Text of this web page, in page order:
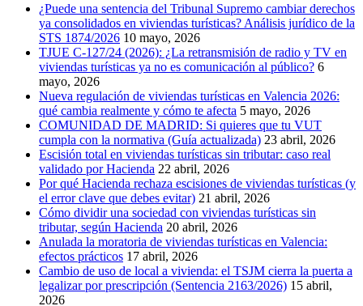
¿Puede una sentencia del Tribunal Supremo cambiar derechos
ya consolidados en viviendas turísticas? Análisis jurídico de la
STS 1874/2026 10 mayo, 2026
TJUE C-127/24 (2026): ¿La retransmisión de radio y TV en
viviendas turísticas ya no es comunicación al público? 6
mayo, 2026
Nueva regulación de viviendas turísticas en Valencia 2026:
qué cambia realmente y cómo te afecta 5 mayo, 2026
COMUNIDAD DE MADRID: Si quieres que tu VUT
cumpla con la normativa (Guía actualizada) 23 abril, 2026
Escisión total en viviendas turísticas sin tributar: caso real
validado por Hacienda 22 abril, 2026
Por qué Hacienda rechaza escisiones de viviendas turísticas (y
el error clave que debes evitar) 21 abril, 2026
Cómo dividir una sociedad con viviendas turísticas sin
tributar, según Hacienda 20 abril, 2026
Anulada la moratoria de viviendas turísticas en Valencia:
efectos prácticos 17 abril, 2026
Cambio de uso de local a vivienda: el TSJM cierra la puerta a
legalizar por prescripción (Sentencia 2163/2026) 15 abril,
2026